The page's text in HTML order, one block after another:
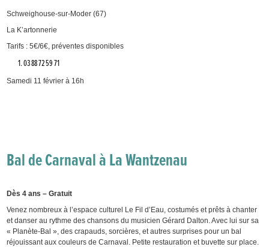
Schweighouse-sur-Moder (67)
La K’artonnerie
Tarifs : 5€/6€, préventes disponibles
03 88 72 59 71
Samedi 11 février à 16h
Bal de Carnaval à La Wantzenau
Dès 4 ans – Gratuit
Venez nombreux à l’espace culturel Le Fil d’Eau, costumés et prêts à chanter
et danser au rythme des chansons du musicien Gérard Dalton. Avec lui sur sa
« Planète-Bal », des crapauds, sorcières, et autres surprises pour un bal
réjouissant aux couleurs de Carnaval. Petite restauration et buvette sur place.